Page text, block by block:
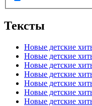
Тексты
Новые детские
Новые детские
Новые детские
Новые детские
Новые детские
Новые детские
Новые детские